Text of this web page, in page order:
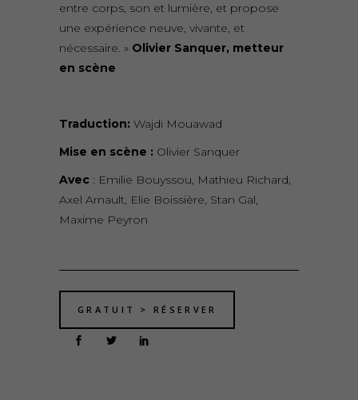
entre corps, son et lumière, et propose
une expérience neuve, vivante, et
nécessaire. » Olivier Sanquer, metteur
en scène
Traduction: Wajdi Mouawad
Mise en scène : Olivier Sanquer
Avec : Emilie Bouyssou, Mathieu Richard,
Axel Arnault, Elie Boissière, Stan Gal,
Maxime Peyron
GRATUIT > RÉSERVER